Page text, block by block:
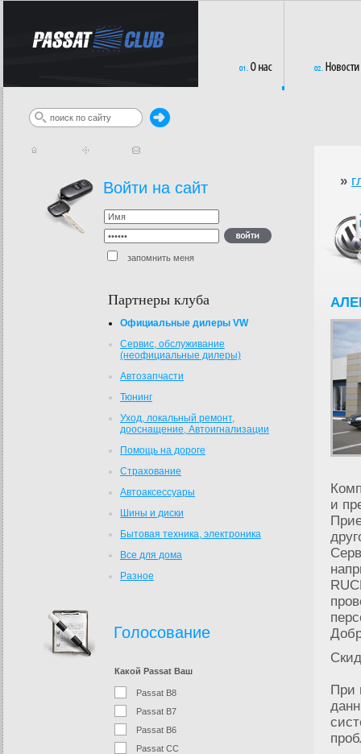
Войти на сайт
запомнить меня
Партнеры клуба
Официальные дилеры VW
Сервис, обслуживание
(неофициальные дилеры)
Автозапчасти
Тюнинг
Уход, локальный ремонт,
дооснащение, Автоигнализации
Помощь на дороге
Страхование
Автоаксесcуары
Шины и диски
Бытовая техника, электроника
Все для дома
Разное
Голосование
Какой Passat Ваш
Passat B8
Passat B7
Passat B6
Passat CC
»
и
При